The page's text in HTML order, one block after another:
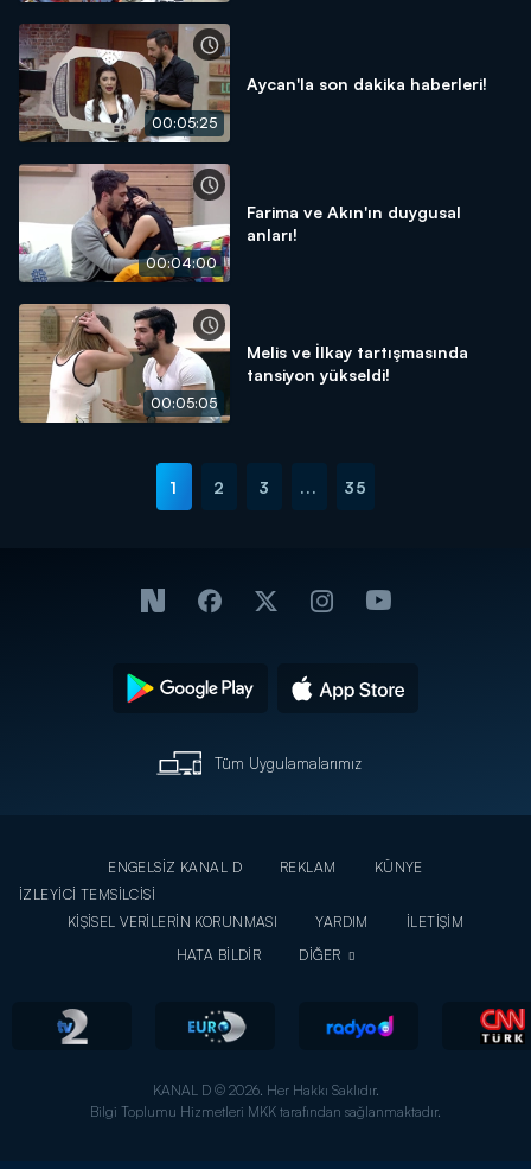
00:05:25
Aycan'la son dakika haberleri!
00:04:00
Farima ve Akın'ın duygusal
anları!
00:05:05
Melis ve İlkay tartışmasında
tansiyon yükseldi!
1 2 3 ... 35
Tüm Uygulamalarımız
ENGELSİZ KANAL D REKLAM
KÜNYE
İZLEYİCİ TEMSİLCİSİ
KİŞİSEL VERİLERİN KORUNMASI
YARDIM
İLETİŞİM
HATA BİLDİR
DİĞER
KANAL D © 2026. Her Hakkı Saklıdır.
Bilgi Toplumu Hizmetleri MKK tarafından sağlanmaktadır.